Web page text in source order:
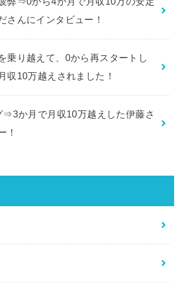
さんにインタビュー！
乗り越えて、0から再スタートし
収10万越えされました！
⇒3か月で月収10万越えした伊藤さ
！